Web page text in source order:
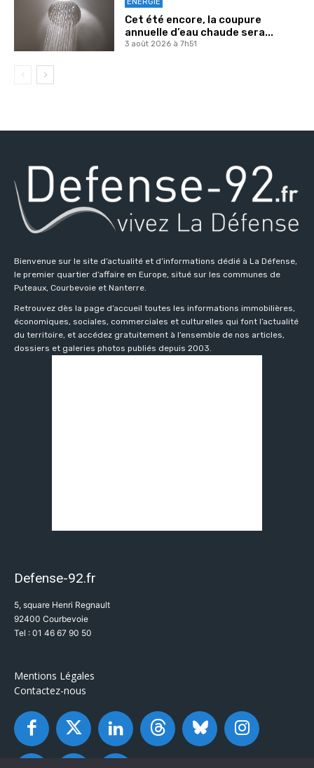
ENERGIE
Cet été encore, la coupure
annuelle d’eau chaude sera...
3 août 2026 à 7h51
Bienvenue sur le site d’actualité et d’informations dédié à La Défense,
le premier quartier d’affaire en Europe, situé sur les communes de
Puteaux, Courbevoie et Nanterre.
Retrouvez dès la page d’accueil toutes les informations immobilières,
économiques, sociales, commerciales et culturelles qui font l’actualité
du territoire, et accédez gratuitement à l’ensemble de nos articles,
dossiers et galeries photos publiés depuis 2003.
Defense-92.fr
5, square Henri Regnault
92400 Courbevoie
Tel : 01 46 67 90 50
Mentions Légales
Contactez-nous